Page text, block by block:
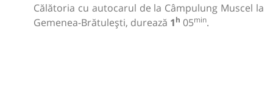
Călătoria cu autocarul de la Câmpulung Muscel la
Gemenea-Brătulești, durează 1h 05min.